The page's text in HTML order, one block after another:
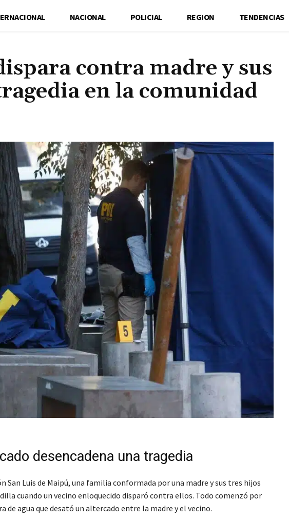
NACIONAL POLICIAL REGION TENDENCIAS
contra madre y sus
en la comunidad
desencadena una tragedia
San Luis de Maipú, una familia conformada por una madre y sus tres hijos
cuando un vecino enloquecido disparó contra ellos. Todo comenzó por
de agua que desató un altercado entre la madre y el vecino.